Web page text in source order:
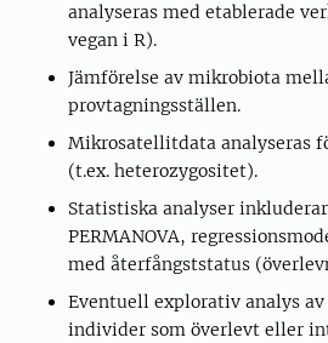
analyseras med etablerade
vegan i R).
Jämförelse av mikrobiota
provtagningsställen.
Mikrosatellitdata analyseras
(t.ex. heterozygositet).
Statistiska analyser
PERMANOVA,
med återfångststatus
Eventuell explorativ analys
individer som överlevt eller